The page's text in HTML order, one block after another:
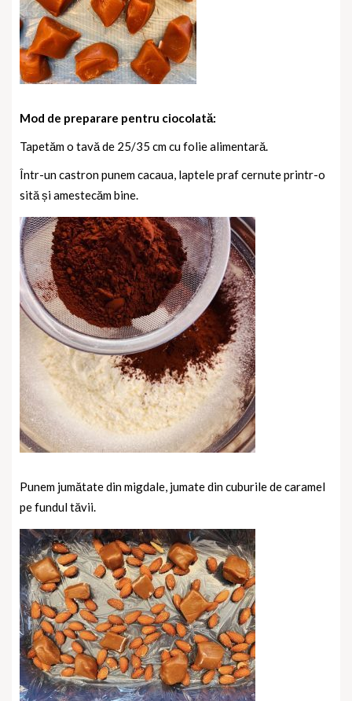
Mod de preparare pentru ciocolată:
Tapetăm o tavă de 25/35 cm cu folie alimentară.
Într-un castron punem cacaua, laptele praf cernute printr-o
sită și amestecăm bine.
Punem jumătate din migdale, jumate din cuburile de caramel
pe fundul tăvii.